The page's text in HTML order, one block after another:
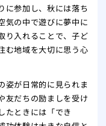
に参加し、秋には落ち
気の中で遊びに夢中に
り入れることで、子ど
む地域を大切に思う心
姿が日常的に見られま
友だちの励ましを受け
たときには「でき